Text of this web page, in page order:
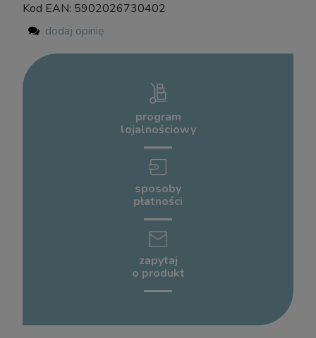
Naturalny Przysmak Gryzak dla Psa Penis
Wołowy Cięty 12cm 2szt.
24 godziny
15,00 zł
Kod EAN: 5902026730402
dodaj opinię
program
lojalnościowy
sposoby
płatności
zapytaj
o produkt